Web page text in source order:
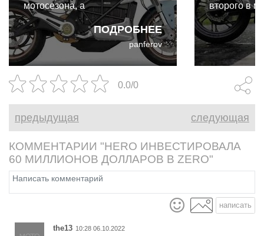
ПОДРОБНЕЕ
мотосезона, а
мотопроизводители публикуют
квартальные отчёты. В
недавнем отчёте о доходах
Hero проскочила интересная
новость на электрическую
тематику.
panferov
второго в
0.0/0
предыдущая следующая
КОММЕНТАРИИ "HERO ИНВЕСТИРОВАЛА
60 МИЛЛИОНОВ ДОЛЛАРОВ В ZERO"
написать
the13 10:28 06.10.2022